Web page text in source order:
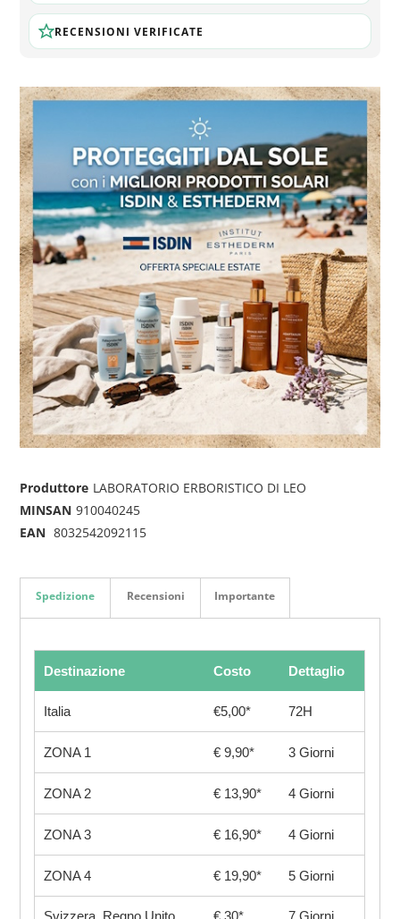
RECENSIONI VERIFICATE
Produttore LABORATORIO ERBORISTICO DI LEO
MINSAN 910040245
EAN 8032542092115
Spedizione
Destinazione Costo Dettaglio
Italia €5,00* 72H
ZONA 1 € 9,90* 3 Giorni
ZONA 2 € 13,90* 4 Giorni
ZONA 3 € 16,90* 4 Giorni
ZONA 4 € 19,90* 5 Giorni
Svizzera, Regno Unito € 30* 7 Giorni
Recensioni Importante